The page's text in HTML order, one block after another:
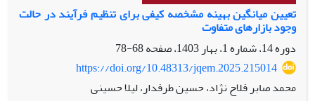
تعیین میانگین بهینه مشخصه کیفی برای تنظیم فرآیند در حالت
وجود بازارهای متفاوت
دوره 14، شماره 1، بهار 1403، صفحه
68-78
https://doi.org/10.48313/jqem.2025.215014
محمد صابر فلاح نژاد، حسین طرفدار، لیلا حسینی